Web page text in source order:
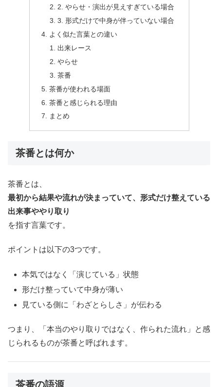
2. やらせ・演出が見えすぎている場合
3. 形式だけで中身が伴っていない場合
よく似た言葉との違い
出来レース
やらせ
茶番
茶番が使われる場面
茶番と感じられる理由
まとめ
茶番とは何か
茶番とは、
最初から結果や流れが決まっていて、形式だけ整えている
出来事ややり取り
を指す言葉です。
ポイントは以下の3つです。
本気ではなく「演じている」状態
形だけ整っていて中身が薄い
見ている側に「わざとらしさ」が伝わる
つまり、「本当のやり取りではなく、作られた流れ」と感
じられるものが茶番と呼ばれます。
茶番の語源